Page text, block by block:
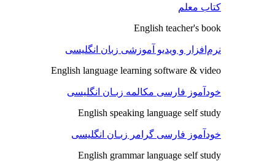
کتاب معلم
English teacher's book
نرم‌افزار و ویدیو آموزشی زبان انگلیسی
English language learning software & video
خودآموز فارسی مکالمه زبـان انگلیسی
English speaking language self study
خودآموز فارسی گرامر زبـان انگلیسی
English grammar language self study